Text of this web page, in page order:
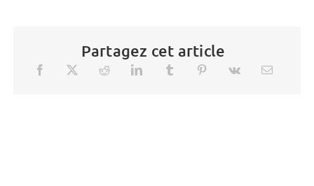
Partagez cet article